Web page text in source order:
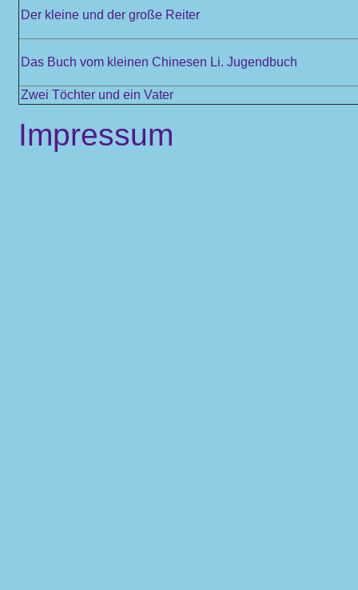
Der kleine und der große Reiter
Das Buch vom kleinen Chinesen Li. Jugendbuch
Zwei Töchter und ein Vater
Impressum